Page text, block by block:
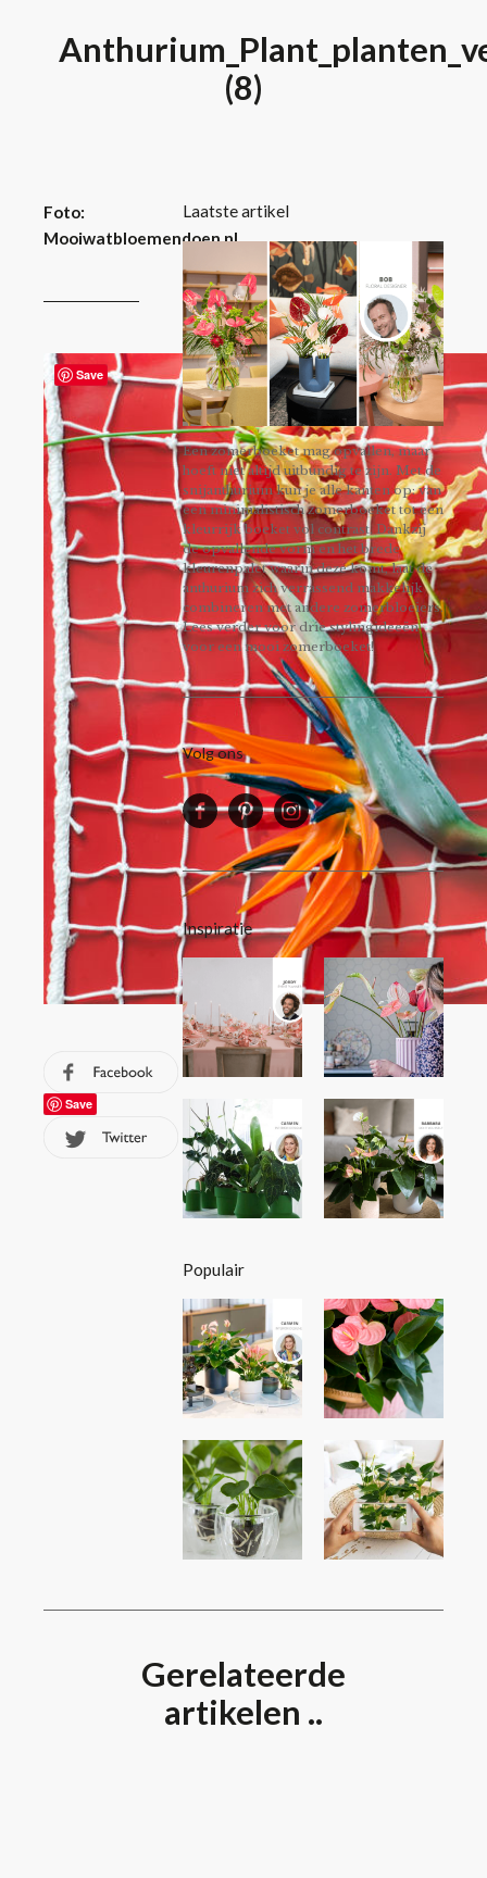
(8)
Foto:
Mooiwatbloemendoen.nl
Save
Laatste artikel
Een zomerboeket mag opvallen, maar
hoeft niet altijd uitbundig te zijn. Met de
snijanthurium kun je alle kanten op: van
een minimalistisch zomerboeket tot een
kleurrijk boeket vol contrast. Dankzij
de opvallende vorm en het brede
kleurenpalet waarin deze komt, laat de
anthurium zich verrassend makkelijk
combineren met andere zomerbloeiers.
Lees verder voor drie stylingideeën
voor een mooi zomerboeket!
Volg ons
Inspiratie
Populair
Gerelateerde
artikelen ..
Save